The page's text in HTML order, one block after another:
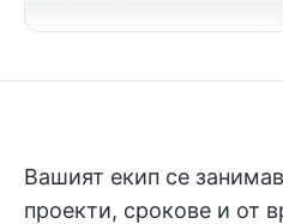
Вашият екип се
проекти, срокове и от